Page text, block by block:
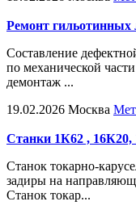
Ремонт
Составление
по механической
демонтаж ...
19.02.2026 Москва
Станки 1К62 ,
Станок токарно-
задиры на
Станок токар...